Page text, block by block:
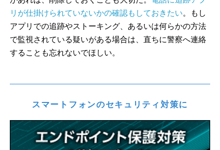
リが仕掛けられていないかの確認もしておきたい。もし
アプリでの追跡やストーキング、あるいは何らかの方法
で監視されている疑いがある場合は、直ちに警察へ連絡
することも忘れないでほしい。
スマートフォンのセキュリティ対策に